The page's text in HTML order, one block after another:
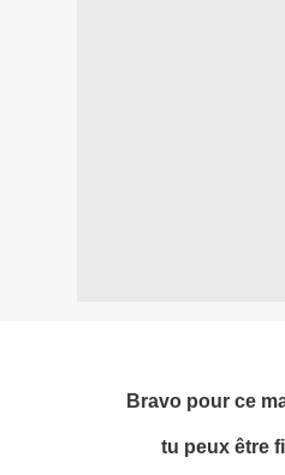
Bravo pour ce
tu peux être